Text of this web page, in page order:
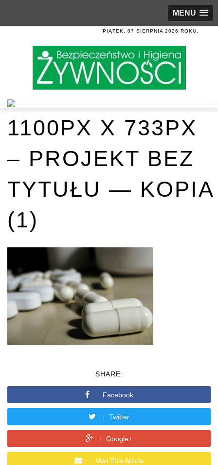
MENU
PIĄTEK, 07 SIERPNIA 2026 ROKU.
1100PX X 733PX
– PROJEKT BEZ
TYTUŁU — KOPIA
(1)
SHARE:
Facebook
Twitter
Google+
Mail This Article